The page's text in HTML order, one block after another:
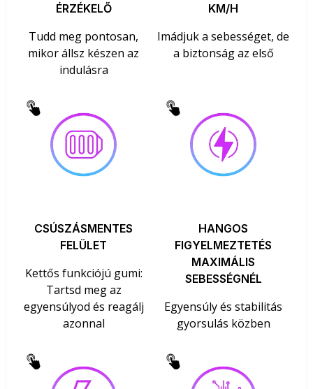
ÉRZÉKELŐ
Tudd meg pontosan,
mikor állsz készen az
indulásra
KM/H
Imádjuk a sebességet, de
a biztonság az első
CSÚSZÁSMENTES
FELÜLET
Kettős funkciójú gumi:
Tartsd meg az
egyensúlyod és reagálj
azonnal
HANGOS
FIGYELMEZTETÉS
MAXIMÁLIS
SEBESSÉGNÉL
Egyensúly és stabilitás
gyorsulás közben